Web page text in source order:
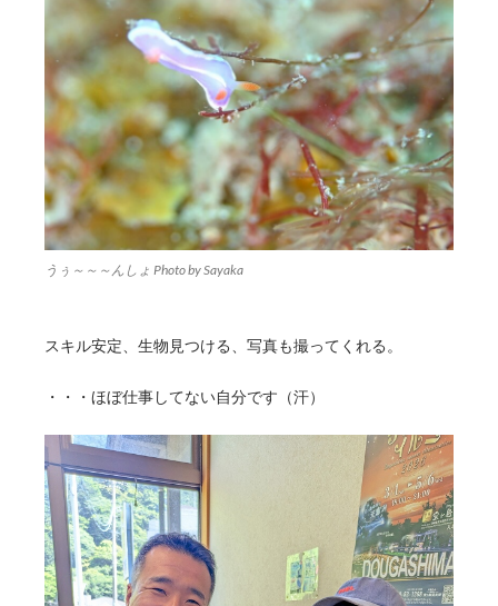
うぅ～～～んしょ Photo by Sayaka
スキル安定、生物見つける、写真も撮ってくれる。
・・・ほぼ仕事してない自分です（汗）